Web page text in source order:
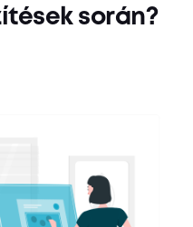
során?